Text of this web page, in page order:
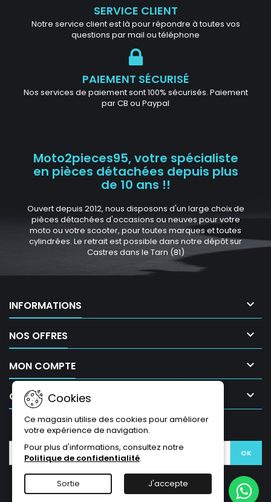
SERVICE CLIENT
Notre service client est là pour répondre à toutes vos
questions par mail ou téléphone
PAIEMENT SÉCURISÉ
Nos services de paiement sont 100% sécurisés. Paiement
par CB ou Paypal
Moto2pieces95, votre spécialiste
en pièces détachées depuis plus
de 10 ans !!
Ouvert depuis 2012, nous disposons d'un large choix de
pièces détachées d'occasions ou neuves pour votre
moto ou votre scooter, pour toutes marques et toutes
cylindrées. Le retrait est possible dans notre dépôt sur
Castres dans le Tarn (81)
INFORMATIONS 
NOS OFFRES 
MON COMPTE 
CONTACT 
Cookies
Ce magasin utilise des cookies pour améliorer
votre expérience de navigation.
Pour plus d'informations, consultez notre
Politique de confidentialité.
Sortie J'accepte
LETTRE D'INFORMATIONS